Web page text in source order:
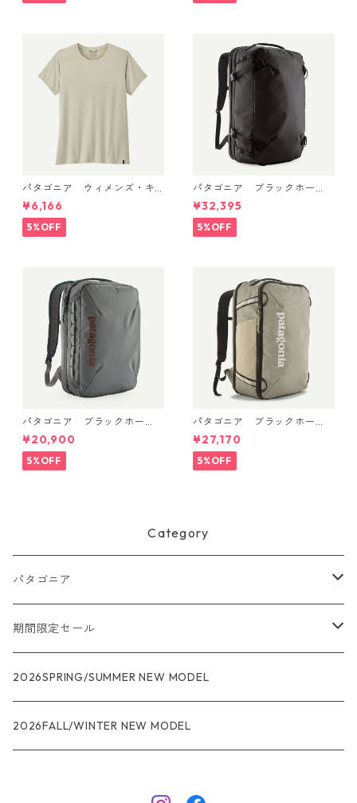
パタゴニア ウィメンズ・キ
ャプリーン・クール・デイリ
ー・シャツ Dyno White 4522
6
¥6,166
5%OFF
パタゴニア ブラックホー
ル・MLC 45L Black w/Black
49307 日本正規品
¥32,395
5%OFF
パタゴニア ブラックホー
ル・マイクロ・MLC 22L (カ
ラー Noble Grey) Patagonia
Black Hole® Micro MLC® Bac
kpack 22L 日本正規品 製品
¥20,900
5%OFF
パタゴニア ブラックホー
ル・ミニ・MLC 30L Weather
ed Stone 49266 日本正規品
¥27,170
5%OFF
Category
パタゴニア
メンズ
R1
R1エア
ウィメンズ
R1
ジャケット・アウター
期間限定セール
★★★
レインウェアー
2026SPRING/SUMMER NEW MODEL
2026FALL/WINTER NEW MODEL